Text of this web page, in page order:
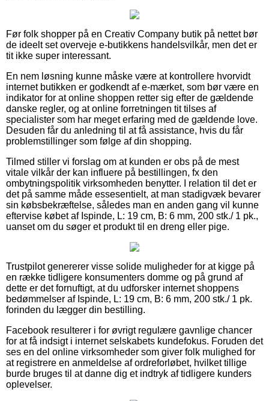
Før folk shopper på en Creativ Company butik på nettet bør
de ideelt set overveje e-butikkens handelsvilkår, men det er
tit ikke super interessant.
En nem løsning kunne måske være at kontrollere hvorvidt
internet butikken er godkendt af e-mærket, som bør være en
indikator for at online shoppen retter sig efter de gældende
danske regler, og at online forretningen tit tilses af
specialister som har meget erfaring med de gældende love.
Desuden får du anledning til at få assistance, hvis du får
problemstillinger som følge af din shopping.
Tilmed stiller vi forslag om at kunden er obs på de mest
vitale vilkår der kan influere på bestillingen, fx den
ombytningspolitik virksomheden benytter. I relation til det er
det på samme måde essesentielt, at man stadigvæk bevarer
sin købsbekræftelse, således man en anden gang vil kunne
eftervise købet af Ispinde, L: 19 cm, B: 6 mm, 200 stk./ 1 pk.,
uanset om du søger et produkt til en dreng eller pige.
Trustpilot genererer visse solide muligheder for at kigge på
en række tidligere konsumenters domme og på grund af
dette er det fornuftigt, at du udforsker internet shoppens
bedømmelser af Ispinde, L: 19 cm, B: 6 mm, 200 stk./ 1 pk.
forinden du lægger din bestilling.
Facebook resulterer i for øvrigt regulære gavnlige chancer
for at få indsigt i internet selskabets kundefokus. Foruden det
ses en del online virksomheder som giver folk mulighed for
at registrere en anmeldelse af ordreforløbet, hvilket tillige
burde bruges til at danne dig et indtryk af tidligere kunders
oplevelser.